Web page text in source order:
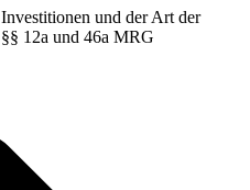
und der Art der
12a und 46a MRG